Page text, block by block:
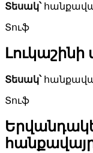
Տեսակ՝
Տուֆ
Տեսակ՝
Տուֆ